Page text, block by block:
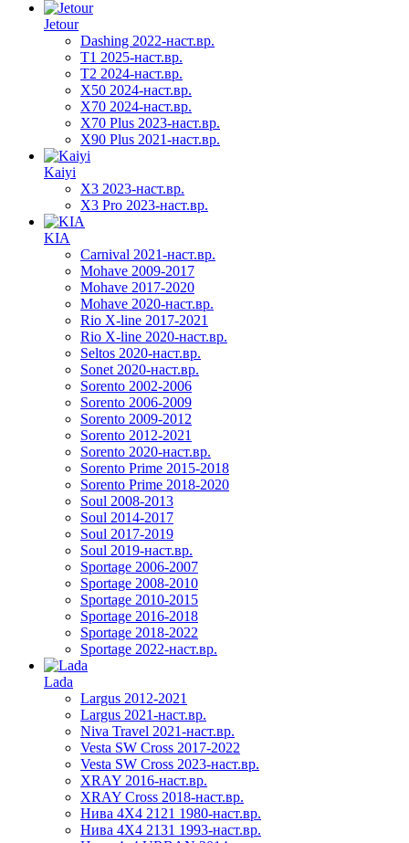
Jetour
Dashing 2022-наст.вр.
T1 2025-наст.вр.
T2 2024-наст.вр.
X50 2024-наст.вр.
X70 2024-наст.вр.
X70 Plus 2023-наст.вр.
X90 Plus 2021-наст.вр.
Kaiyi
X3 2023-наст.вр.
X3 Pro 2023-наст.вр.
KIA
Carnival 2021-наст.вр.
Mohave 2009-2017
Mohave 2017-2020
Mohave 2020-наст.вр.
Rio X-line 2017-2021
Rio X-line 2020-наст.вр.
Seltos 2020-наст.вр.
Sonet 2020-наст.вр.
Sorento 2002-2006
Sorento 2006-2009
Sorento 2009-2012
Sorento 2012-2021
Sorento 2020-наст.вр.
Sorento Prime 2015-2018
Sorento Prime 2018-2020
Soul 2008-2013
Soul 2014-2017
Soul 2017-2019
Soul 2019-наст.вр.
Sportage 2006-2007
Sportage 2008-2010
Sportage 2010-2015
Sportage 2016-2018
Sportage 2018-2022
Sportage 2022-наст.вр.
Lada
Largus 2012-2021
Largus 2021-наст.вр.
Niva Travel 2021-наст.вр.
Vesta SW Cross 2017-2022
Vesta SW Cross 2023-наст.вр.
XRAY 2016-наст.вр.
XRAY Cross 2018-наст.вр.
Нива 4X4 2121 1980-наст.вр.
Нива 4X4 2131 1993-наст.вр.